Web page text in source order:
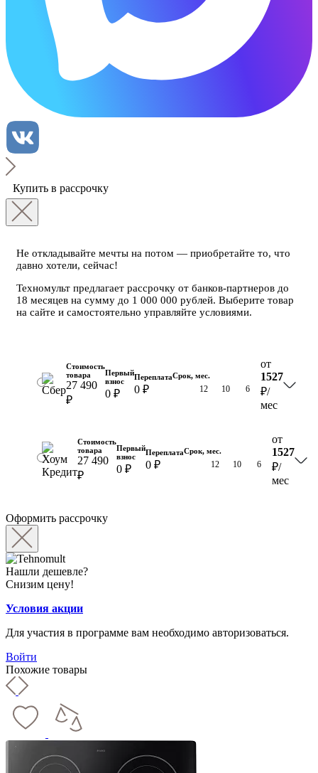
Купить в рассрочку
Не откладывайте мечты на потом — приобретайте то, что
давно хотели, сейчас!
Техномульт предлагает рассрочку от банков-партнеров до
18 месяцев на сумму до 1 000 000 рублей. Выберите товар
на сайте и самостоятельно управляйте условиями.
Стоимость
товара
27 490
₽
Первый
взнос
0 ₽
Переплата
0 ₽
Срок, мес.
12 10 6
от
1527
₽/
мес
Стоимость
товара
27 490
₽
Первый
взнос
0 ₽
Переплата
0 ₽
Срок, мес.
12 10 6
от
1527
₽/
мес
Оформить рассрочку
Нашли дешевле?
Снизим цену!
Условия акции
Для участия в программе вам необходимо авторизоваться.
Войти
Похожие товары